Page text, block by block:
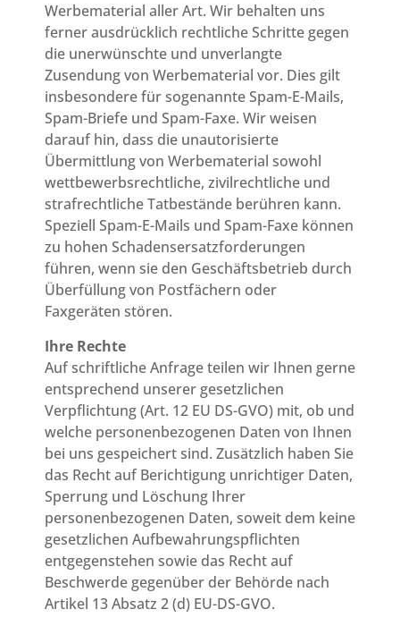
Werbematerial aller Art. Wir behalten uns
ferner ausdrücklich rechtliche Schritte gegen
die unerwünschte und unverlangte
Zusendung von Werbematerial vor. Dies gilt
insbesondere für sogenannte Spam-E-Mails,
Spam-Briefe und Spam-Faxe. Wir weisen
darauf hin, dass die unautorisierte
Übermittlung von Werbematerial sowohl
wettbewerbsrechtliche, zivilrechtliche und
strafrechtliche Tatbestände berühren kann.
Speziell Spam-E-Mails und Spam-Faxe können
zu hohen Schadensersatzforderungen
führen, wenn sie den Geschäftsbetrieb durch
Überfüllung von Postfächern oder
Faxgeräten stören.
Ihre Rechte
Auf schriftliche Anfrage teilen wir Ihnen gerne
entsprechend unserer gesetzlichen
Verpflichtung (Art. 12 EU DS-GVO) mit, ob und
welche personenbezogenen Daten von Ihnen
bei uns gespeichert sind. Zusätzlich haben Sie
das Recht auf Berichtigung unrichtiger Daten,
Sperrung und Löschung Ihrer
personenbezogenen Daten, soweit dem keine
gesetzlichen Aufbewahrungspflichten
entgegenstehen sowie das Recht auf
Beschwerde gegenüber der Behörde nach
Artikel 13 Absatz 2 (d) EU-DS-GVO.